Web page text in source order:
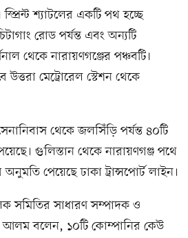
শ্যাটলের একটি পথ হচ্ছে
রোড পর্যন্ত এবং অন্যটি
থেকে নারায়ণগঞ্জের পঞ্চবটি।
মেট্রোরেল স্টেশন থেকে
সেনানিবাস থেকে জলসিঁড়ি পর্যন্ত ৪০টি
গুলিস্তান থেকে নারায়ণগঞ্জ পথে
পেয়েছে ঢাকা ট্রান্সপোর্ট লাইন।
সমিতির সাধারণ সম্পাদক ও
বলেন, ১০টি কোম্পানির কেউ